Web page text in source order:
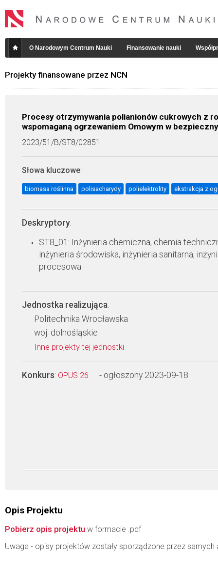
O Narodowym Centrum Nauki Finansowanie nauki
Projekty finansowane przez NCN
Procesy otrzymywania polianionów cukrowych z
wspomaganą ogrzewaniem Omowym w
2023/51/B/ST8/02851
Słowa kluczowe:
biomasa roślinna polisacharydy polielektrolity ekstrakcja z
Deskryptory:
ST8_01: Inżynieria chemiczna, chemia
inżynieria środowiska, inżynieria sanitarna,
procesowa
Jednostka realizująca:
Politechnika Wrocławska
woj. dolnośląskie
Inne projekty tej jednostki
Konkurs: OPUS 26 - ogłoszony 2023-09-18
Opis Projektu
Pobierz opis projektu w formacie .pdf
Uwaga - opisy projektów zostały sporządzone przez